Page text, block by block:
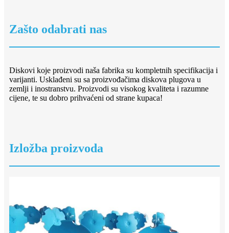
Zašto odabrati nas
Diskovi koje proizvodi naša fabrika su kompletnih specifikacija i
varijanti. Usklađeni su sa proizvođačima diskova plugova u
zemlji i inostranstvu. Proizvodi su visokog kvaliteta i razumne
cijene, te su dobro prihvaćeni od strane kupaca!
Izložba proizvoda